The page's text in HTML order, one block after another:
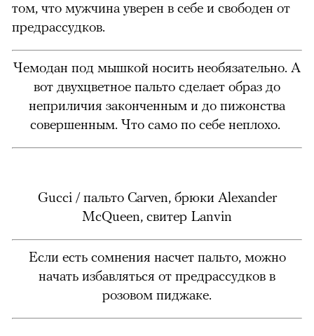
том, что мужчина уверен в себе и свободен от
предрассудков.
Чемодан под мышкой носить необязательно. А
вот двухцветное пальто сделает образ до
неприличия законченным и до пижонства
совершенным. Что само по себе неплохо.
Gucci / пальто Carven, брюки Alexander
McQueen, свитер Lanvin
Если есть сомнения насчет пальто, можно
начать избавляться от предрассудков в
розовом пиджаке.